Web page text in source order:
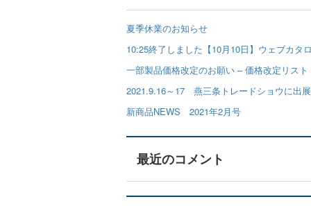
夏季休業のお知らせ
10:25終了しました【10月10日】ウェブカタ
一部製品価格改定のお願い – 価格改定リスト
2021.9.16～17 燕三条トレードショウに出展
新商品NEWS 2021年2月号
最近のコメント